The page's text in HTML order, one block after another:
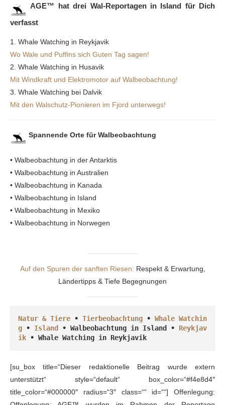
AGE™ hat drei Wal-Reportagen in Island für Dich
verfasst
1. Whale Watching in Reykjavik
Wo Wale und Puffins sich Guten Tag sagen!
2. Whale Watching in Husavik
Mit Windkraft und Elektromotor auf Walbeobachtung!
3. Whale Watching bei Dalvik
Mit den Walschutz-Pionieren im Fjord unterwegs!
Spannende Orte für Walbeobachtung
• Walbeobachtung in der Antarktis
• Walbeobachtung in Australien
• Walbeobachtung in Kanada
• Walbeobachtung in Island
• Walbeobachtung in Mexiko
• Walbeobachtung in Norwegen
Auf den Spuren der sanften Riesen: Respekt & Erwartung,
Ländertipps & Tiefe Begegnungen
Natur & Tiere • Tierbeobachtung • Whale Watchin
g • Island • Walbeobachtung in Island • Reykjav
ik • Whale Watching in Reykjavik
[su_box title=“Dieser redaktionelle Beitrag wurde extern
unterstützt“ style=“default“ box_color=“#f4e8d4″
title_color=“#000000″ radius=“3″ class=““ id=““] Offenlegung: